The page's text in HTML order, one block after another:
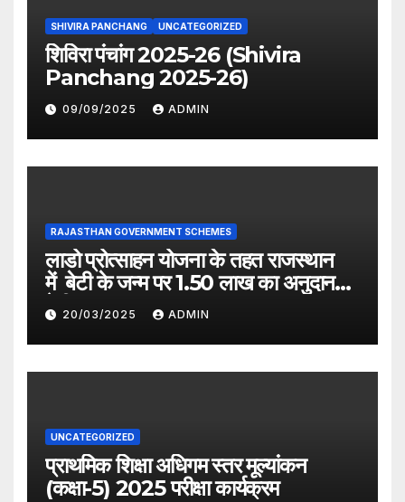
SHIVIRA PANCHANG UNCATEGORIZED
शिविरा पंचांग 2025-26 (Shivira
Panchang 2025-26)
09/09/2025 ADMIN
RAJASTHAN GOVERNMENT SCHEMES
लाडो प्रोत्साहन योजना के तहत राजस्थान
में बेटी के जन्म पर 1.50 लाख का अनुदान
देगी सरकार
20/03/2025 ADMIN
UNCATEGORIZED
प्राथमिक शिक्षा अधिगम स्तर मूल्यांकन
(कक्षा-5) 2025 परीक्षा कार्यक्रम